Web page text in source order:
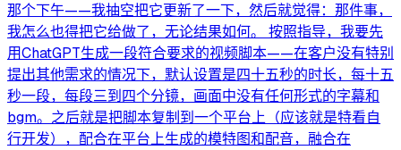
那个下午——我抽空把它更新了一下，然后就觉得：那件事，
我怎么也得把它给做了，无论结果如何。 按照指导，我要先
用ChatGPT生成一段符合要求的视频脚本——在客户没有特别
提出其他需求的情况下，默认设置是四十五秒的时长，每十五
秒一段，每段三到四个分镜，画面中没有任何形式的字幕和
bgm。之后就是把脚本复制到一个平台上（应该就是特看自
行开发），配合在平台上生成的模特图和配音，融合在